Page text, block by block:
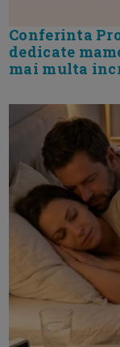
Conferinta
dedicate
mai multa